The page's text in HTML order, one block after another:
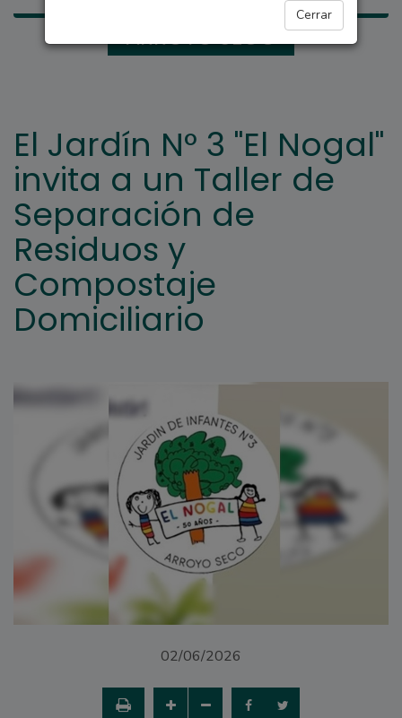
Cerrar
ARROYO SECO
El Jardín N° 3 "El Nogal"
invita a un Taller de
Separación de
Residuos y
Compostaje
Domiciliario
02/06/2026